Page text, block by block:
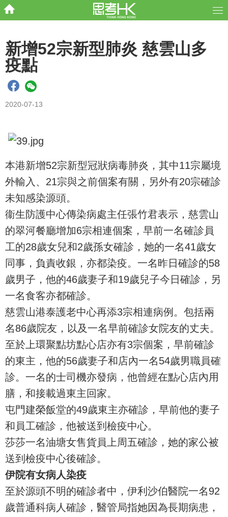
新增52宗新型肺炎 慈雲山多
疫點
2020-07-13
本港新增52宗新型冠狀病毒肺炎，其中11宗屬境
外輸入、21宗與之前個案有關，另外有20宗確診
未知感染源頭。
衞生防護中心傳染病處主任張竹君表示，慈雲山
的翠河餐廳增加6宗相連個案，早前一名確診員
工的28歲女兒和2歲孫女確診，她的一名41歲女
同事，負責收銀，亦都染疫。一名昨日確診的58
歲男子，他的46歲妻子和19歲兒子今日確診，另
一名食客亦都確診。
慈雲山港泰護老中心再添3宗相連病例。包括兩
名86歲院友，以及一名早前確診女院友的丈夫。
至於上環聚點坊點心店亦有3宗個案，早前確診
的東主，他的56歲妻子和店內一名54歲男職員確
診。一名的士司機亦發病，他曾經在點心店內用
膳，和接載過東主回家。
屯門建榮飯堂的49歲東主亦確診，早前他的妻子
和員工確診，他被送到檢疫中心。
莎莎一名油塘女售貨員上周五確診，她的家公被
送到檢疫中心後確診。
伊院有女病人染疫
至於源頭不明的確診者中，伊利沙伯醫院一名92
歲普通科病人確診，醫管局指她因為長期病患，